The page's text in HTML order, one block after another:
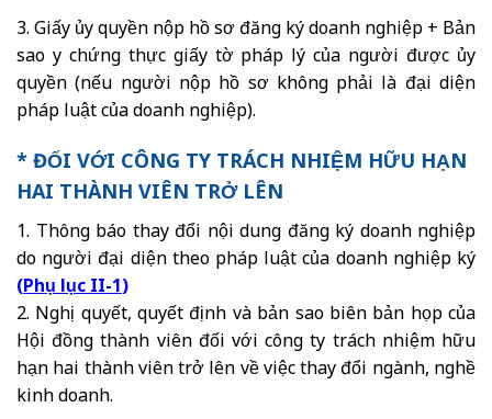
3. Giấy ủy quyền nộp hồ sơ đăng ký doanh nghiệp + Bản
sao y chứng thực giấy tờ pháp lý của người được ủy
quyền (nếu người nộp hồ sơ không phải là đại diện
pháp luật của doanh nghiệp).
* ĐỐI VỚI CÔNG TY TRÁCH NHIỆM HỮU HẠN
HAI THÀNH VIÊN TRỞ LÊN
1. Thông báo thay đổi nội dung đăng ký doanh nghiệp
do người đại diện theo pháp luật của doanh nghiệp ký
(Phụ lục II-1)
2. Nghị quyết, quyết định và bản sao biên bản họp của
Hội đồng thành viên đối với công ty trách nhiệm hữu
hạn hai thành viên trở lên về việc thay đổi ngành, nghề
kinh doanh.